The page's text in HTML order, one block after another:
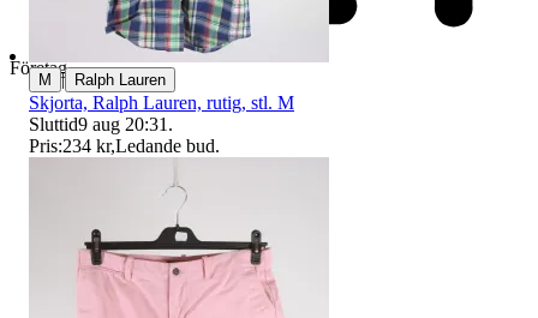
Företag
M | Ralph Lauren
Skjorta, Ralph Lauren, rutig, stl. M
Sluttid9 aug 20:31 .
Pris:234 kr,Ledande bud.